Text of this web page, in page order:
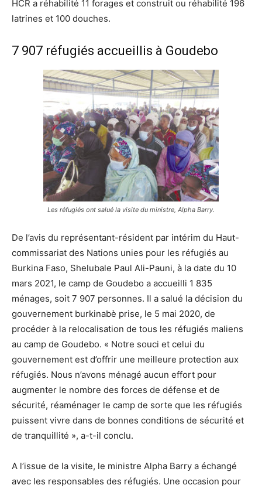
HCR a réhabilité 11 forages et construit ou réhabilité 196
latrines et 100 douches.
7 907 réfugiés accueillis à Goudebo
Les réfugiés ont salué la visite du ministre, Alpha Barry.
De l’avis du représentant-résident par intérim du Haut-
commissariat des Nations unies pour les réfugiés au
Burkina Faso, Shelubale Paul Ali-Pauni, à la date du 10
mars 2021, le camp de Goudebo a accueilli 1 835
ménages, soit 7 907 personnes. Il a salué la décision du
gouvernement burkinabè prise, le 5 mai 2020, de
procéder à la relocalisation de tous les réfugiés maliens
au camp de Goudebo. « Notre souci et celui du
gouvernement est d’offrir une meilleure protection aux
réfugiés. Nous n’avons ménagé aucun effort pour
augmenter le nombre des forces de défense et de
sécurité, réaménager le camp de sorte que les réfugiés
puissent vivre dans de bonnes conditions de sécurité et
de tranquillité », a-t-il conclu.
A l’issue de la visite, le ministre Alpha Barry a échangé
avec les responsables des réfugiés. Une occasion pour